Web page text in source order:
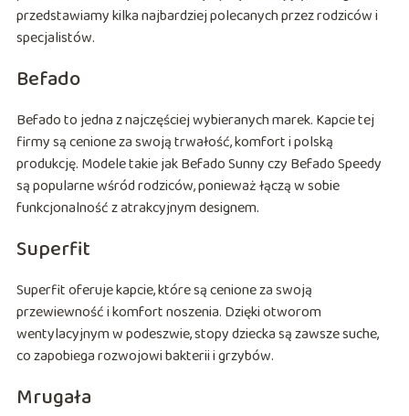
przedstawiamy kilka najbardziej polecanych przez rodziców i
specjalistów.
Befado
Befado to jedna z najczęściej wybieranych marek. Kapcie tej
firmy są cenione za swoją trwałość, komfort i polską
produkcję. Modele takie jak Befado Sunny czy Befado Speedy
są popularne wśród rodziców, ponieważ łączą w sobie
funkcjonalność z atrakcyjnym designem.
Superfit
Superfit oferuje kapcie, które są cenione za swoją
przewiewność i komfort noszenia. Dzięki otworom
wentylacyjnym w podeszwie, stopy dziecka są zawsze suche,
co zapobiega rozwojowi bakterii i grzybów.
Mrugała